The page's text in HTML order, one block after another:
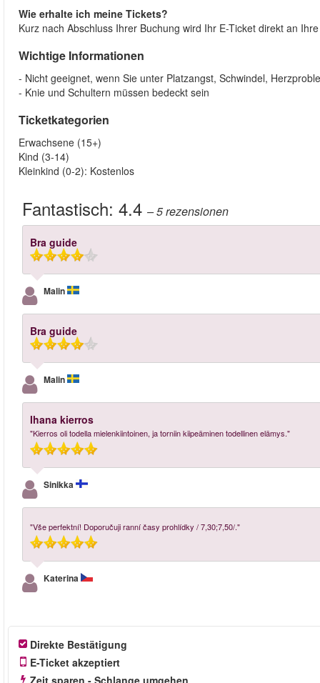
Wie erhalte ich meine Tickets?
Kurz nach Abschluss Ihrer Buchung wird Ihr E-Ticket direkt an
Wichtige Informationen
- Nicht geeignet, wenn Sie unter Platzangst, Schwindel,
- Knie und Schultern müssen bedeckt sein
Ticketkategorien
Erwachsene (15+)
Kind (3-14)
Kleinkind (0-2): Kostenlos
Fantastisch: 4.4 – 5rezensionen
Bra guide
Malin
Bra guide
Malin
Ihana kierros
"Kierros oli todella mielenkiintoinen, ja torniin kiipeäminen todellinen elämys."
Sinikka
"Vše perfektní! Doporučuji ranní časy prohlídky / 7,30;7,50/."
Katerina
Direkte Bestätigung
E-Ticket akzeptiert
Zeit sparen - Schlange umgehen